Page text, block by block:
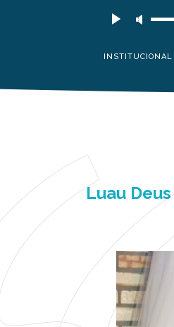
INSTITUCIONAL
Luau